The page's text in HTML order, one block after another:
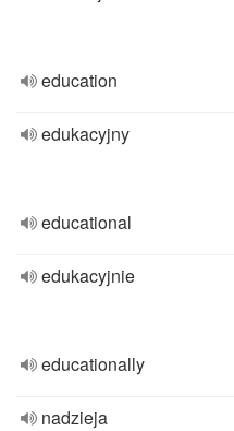
education
edukacyjny
educational
edukacyjnie
educationally
nadzieja